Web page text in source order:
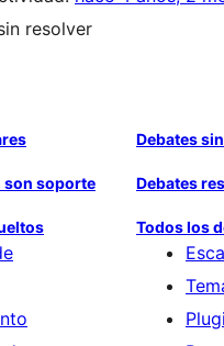
resolver
Debates
son soporte Debates
Todos los